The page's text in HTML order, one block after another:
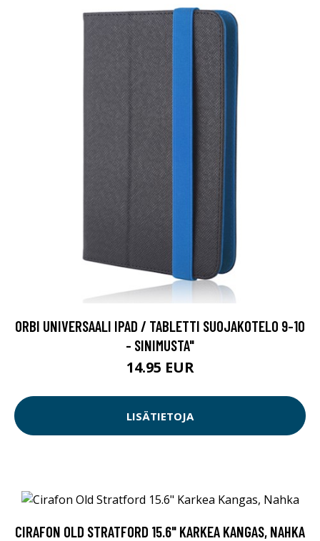
ORBI UNIVERSAALI IPAD / TABLETTI SUOJAKOTELO 9-10
- SINIMUSTA"
14.95 EUR
LISÄTIETOJA
CIRAFON OLD STRATFORD 15.6" KARKEA KANGAS, NAHKA